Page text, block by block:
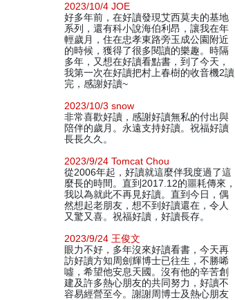
2023/10/4 JOE
好多年前，在好讀發現艾西莫夫的基地
系列，還有科小說海伯利昂，讓我在年
輕歲月，住在忠孝東路旁玉成公園附近
的時候，獲得了很多閱讀的樂趣。時隔
多年，又想在好讀看點書，到了今天，
我第一次在好讀把村上春樹的收音機2讀
完，感謝好讀~
2023/10/3 snow
非常喜歡好讀，感謝好讀無私的付出與
陪伴的歲月。永遠支持好讀。祝福好讀
長長久久。
2023/9/24 Tomcat Chou
從2006年起，好讀就這麼伴我度過了這
麼長的時間。直到2017.12的噩耗傳來，
我以為就此不再見好讀。直到今日，偶
然想起老朋友，想不到好讀還在，令人
又驚又喜。祝福好讀，好讀長存。
2023/9/24 王俊文
眼力不好，多年沒來好讀看書，今天再
訪好讀方知周劍輝博士已往生，不勝唏
噓，希望他安息天國。沒有他的辛苦創
建及許多熱心朋友的共同努力，好讀不
容易經營至今。謝謝周博士及熱心朋友